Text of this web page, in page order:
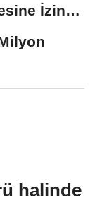
İzin
halinde